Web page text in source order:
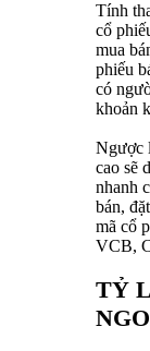
Tính
cổ
mua
phiếu
có
khoản
Ngược
cao sẽ
nhanh
bán,
mã cổ
VCB,
TỶ